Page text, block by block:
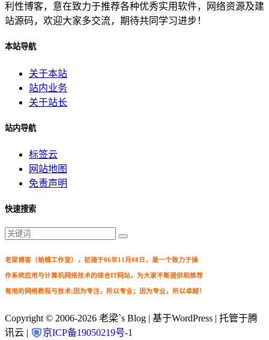
利性博客，意在致力于推荐各种优秀实用软件，网络资源及建
站源码，欢迎大家多交流，期待共同学习进步！
本站导航
关于本站
站内业务
关于站长
站内导航
标签云
网站地图
免责声明
快速搜索
老梁博客（蛤蟆工作室），初建于06年11月08日，是一个致力于操
作系统应用与计算机网络技术的综合IT网站，为大家不断提供和推荐
有用的网络教程与技术;因为专注，所以专业；因为专业，所以卓越！
Copyright © 2006-2026 老梁`s Blog | 基于WordPress | 托管于腾
讯云 |
京ICP备19050219号-1